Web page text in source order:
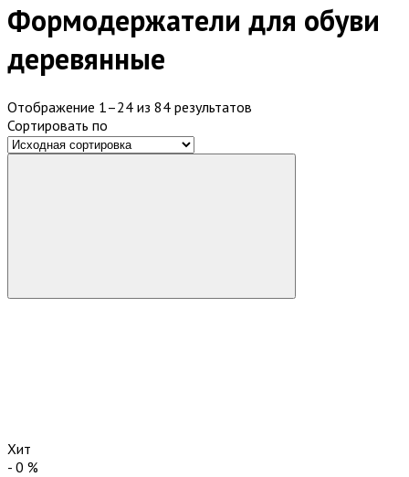
Формодержатели для обуви
деревянные
Отображение 1–24 из 84 результатов
Сортировать по
Хит
- 0 %